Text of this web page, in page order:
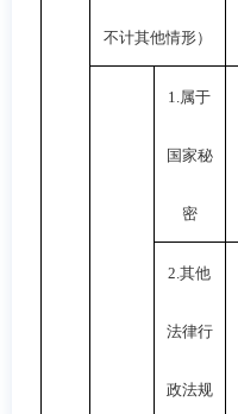
不计其他情形）
1. 属于
国家秘
密
2.其他
法律行
政法规